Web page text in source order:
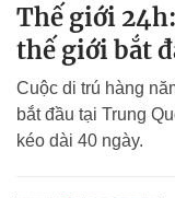
Thế giới
thế giới bắt
Cuộc di trú hàng
bắt đầu tại Trung
kéo dài 40 ngày.